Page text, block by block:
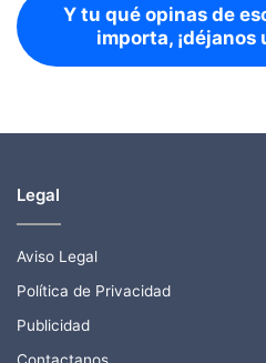
Y tu qué opinas de
importa, ¡déjanos
Legal
Aviso Legal
Política de Privacidad
Publicidad
Contactanos